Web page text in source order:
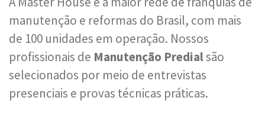
manutenção e reformas do Brasil, com mais
de 100 unidades em operação. Nossos
profissionais de Manutenção Predialsão
selecionados por meio de entrevistas
presenciais e provas técnicas práticas.